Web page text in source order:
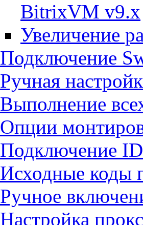
BitrixVM v9.x
Увеличение
Подключение
Ручная
Выполнение
Опции
Подключение
Исходные коды
Ручное
Настройка